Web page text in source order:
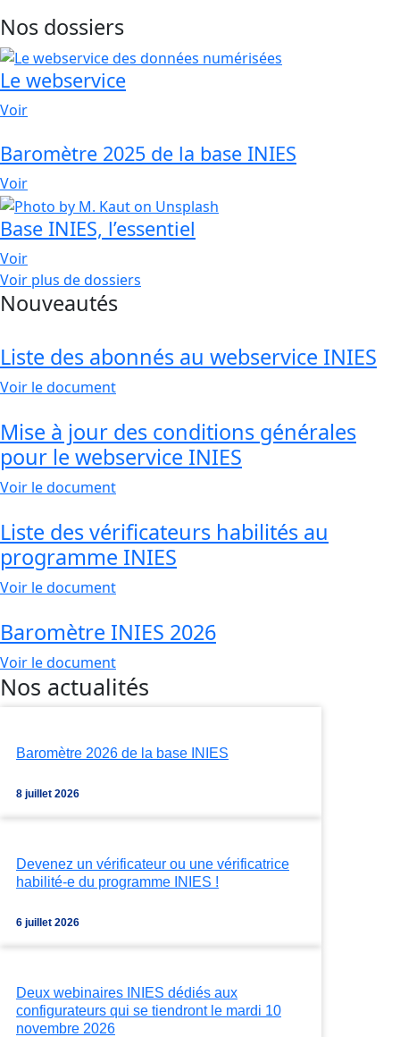
Nos dossiers
Le webservice
Voir
Baromètre 2025 de la base INIES
Voir
Base INIES, l’essentiel
Voir
Voir plus de dossiers
Nouveautés
Liste des abonnés au webservice INIES
Voir le document
Mise à jour des conditions générales
pour le webservice INIES
Voir le document
Liste des vérificateurs habilités au
programme INIES
Voir le document
Baromètre INIES 2026
Voir le document
Nos actualités
Baromètre 2026 de la base INIES
8 juillet 2026
Devenez un vérificateur ou une vérificatrice
habilité-e du programme INIES !
6 juillet 2026
Deux webinaires INIES dédiés aux
configurateurs qui se tiendront le mardi 10
novembre 2026